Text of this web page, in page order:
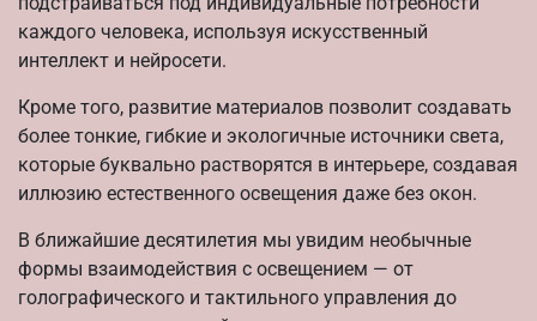
каждого человека, используя искусственный
интеллект и нейросети.
Кроме того, развитие материалов позволит создавать
более тонкие, гибкие и экологичные источники света,
которые буквально растворятся в интерьере, создавая
иллюзию естественного освещения даже без окон.
В ближайшие десятилетия мы увидим необычные
формы взаимодействия с освещением — от
голографического и тактильного управления до